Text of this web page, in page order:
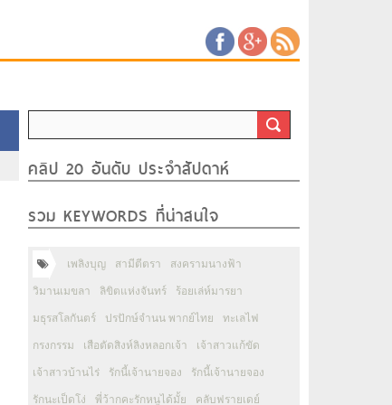
คลิป 20 อันดับ ประจำสัปดาห์
รวม KEYWORDS ที่น่าสนใจ
เพลิงบุญ สามีตีตรา สงครามนางฟ้า
วิมานเมขลา ลิขิตแห่งจันทร์ ร้อยเล่ห์มารยา
มธุรสโลกันตร์ ปรปักษ์จำนน พากย์ไทย ทะเลไฟ
กรงกรรม เสือตัดสิงห์ลิงหลอกเจ้า เจ้าสาวแก้ขัด
เจ้าสาวบ้านไร่ รักนี้เจ้านายจอง รักนี้เจ้านายจอง
รักนะเป็ดโง่ พี่ว้ากคะรักหนูได้มั้ย คลับฟรายเดย์